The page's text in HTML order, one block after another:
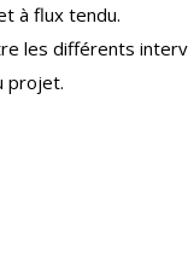
à flux tendu.
les différents
projet.